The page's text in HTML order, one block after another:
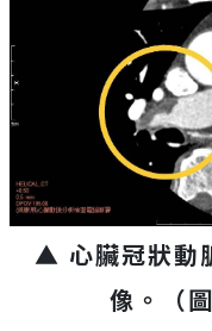
▲ 心臟冠狀動
像。（